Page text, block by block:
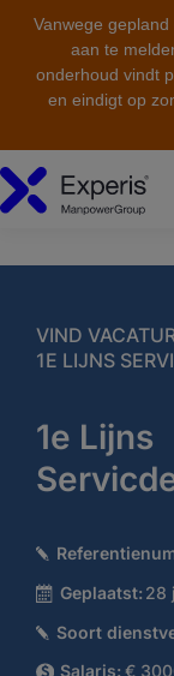
Vanwege
aan te
onderhoud vindt
en eindigt op
VIND
1E LIJNS
1e Lijns
Geplaatst: 28
Soort
Salaris: €